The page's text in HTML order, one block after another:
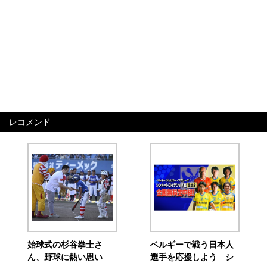
レコメンド
始球式の杉谷拳士さ
ん、野球に熱い思い
ベルギーで戦う日本人
選手を応援しよう シ